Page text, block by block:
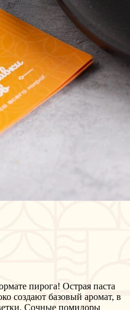
пирога! Острая паста
создают базовый аромат, в
Сочные помидоры